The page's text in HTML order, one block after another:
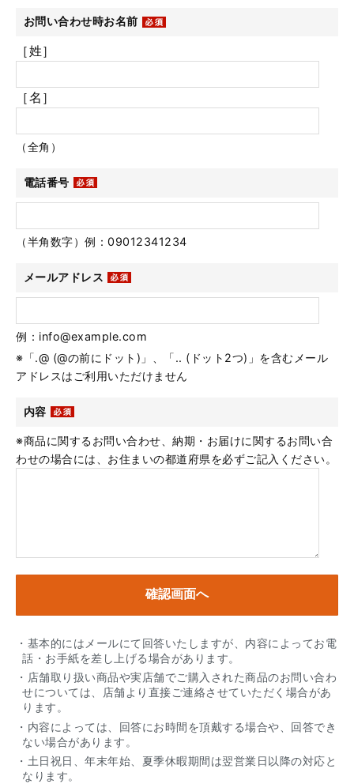
お問い合わせ時お名前
［姓］
［名］
（全角）
電話番号
（半角数字）例：09012341234
メールアドレス
例：info@example.com
※「.@ (@の前にドット)」、「.. (ドット2つ)」を含むメール
アドレスはご利用いただけません
内容
※商品に関するお問い合わせ、納期・お届けに関するお問い合
わせの場合には、お住まいの都道府県を必ずご記入ください。
・基本的にはメールにて回答いたしますが、内容によってお電
話・お手紙を差し上げる場合があります。
・店舗取り扱い商品や実店舗でご購入された商品のお問い合わ
せについては、店舗より直接ご連絡させていただく場合があ
ります。
・内容によっては、回答にお時間を頂戴する場合や、回答でき
ない場合があります。
・土日祝日、年末年始、夏季休暇期間は翌営業日以降の対応と
なります。